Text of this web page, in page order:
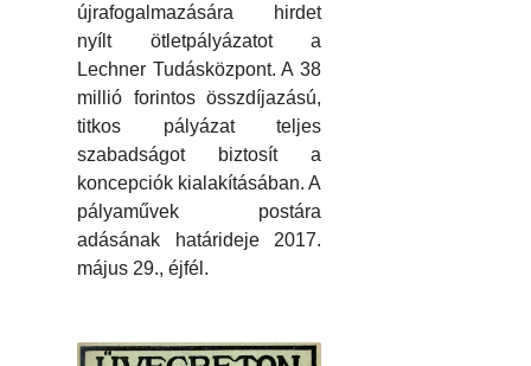
újrafogalmazására hirdet
nyílt ötletpályázatot a
Lechner Tudásközpont. A 38
millió forintos összdíjazású,
titkos pályázat teljes
szabadságot biztosít a
koncepciók kialakításában. A
pályaművek postára
adásának határideje 2017.
május 29., éjfél.